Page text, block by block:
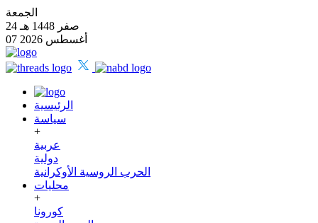
الجمعة
24 صفر 1448 هـ
07 أغسطس 2026
الرئيسية
سياسة
+
عربية
دولية
الحرب الروسية الأوكرانية
محليات
+
كورونا